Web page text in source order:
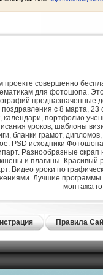
проекте совершенно
для фотошопа.
предназначенные
поздравления с 8 марта,
календари, портфолио
уроков, шаблоны
бланки грамот,
PSD исходники
Разнообразные
и плагины. Красивый
Видео уроки по
Лучшие программы
монтажа
Правила